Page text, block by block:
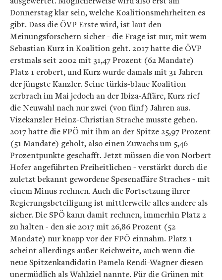
Donnerstag klar sein, welche Koalitionsmehrheiten es
gibt. Dass die ÖVP Erste wird, ist laut den
Meinungsforschern sicher - die Frage ist nur, mit wem
Sebastian Kurz in Koalition geht. 2017 hatte die ÖVP
erstmals seit 2002 mit 31,47 Prozent (62 Mandate)
Platz 1 erobert, und Kurz wurde damals mit 31 Jahren
der jüngste Kanzler. Seine türkis-blaue Koalition
zerbrach im Mai jedoch an der Ibiza-Affäre, Kurz rief
die Neuwahl nach nur zwei (von fünf) Jahren aus.
Vizekanzler Heinz-Christian Strache musste gehen.
2017 hatte die FPÖ mit ihm an der Spitze 25,97 Prozent
(51 Mandate) geholt, also einen Zuwachs um 5,46
Prozentpunkte geschafft. Jetzt müssen die von Norbert
Hofer angeführten Freiheitlichen - verstärkt durch die
zuletzt bekannt gewordene Spesenaffäre Straches - mit
einem Minus rechnen. Auch die Fortsetzung ihrer
Regierungsbeteiligung ist mittlerweile alles andere als
sicher. Die SPÖ kann damit rechnen, immerhin Platz 2
zu halten - den sie 2017 mit 26,86 Prozent (52
Mandate) nur knapp vor der FPÖ einnahm. Platz 1
scheint allerdings außer Reichweite, auch wenn die
neue Spitzenkandidatin Pamela Rendi-Wagner diesen
unermüdlich als Wahlziel nannte. Für die Grünen mit